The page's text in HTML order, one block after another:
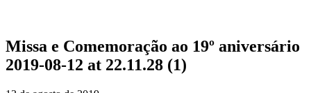
Missa e Comemoração ao 19º aniversário
2019-08-12 at 22.11.28 (1)